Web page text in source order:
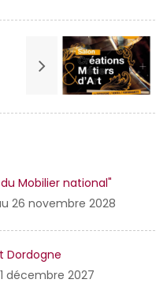
Mobilier national"
26 novembre 2028
Dordogne
décembre 2027